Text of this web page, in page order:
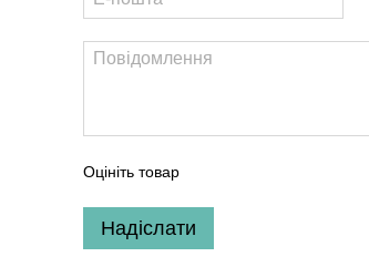
Оцініть товар
Надіслати